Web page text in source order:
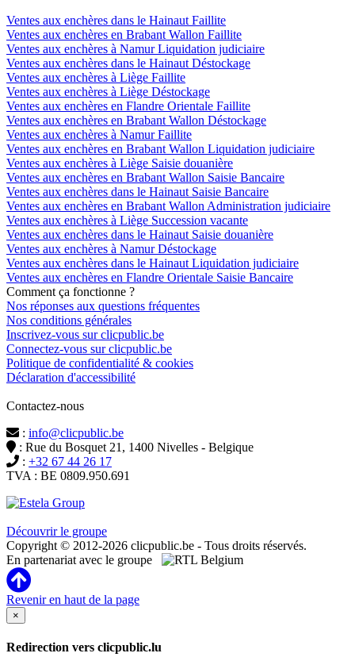
Ventes aux enchères dans le Hainaut Faillite
Ventes aux enchères en Brabant Wallon Faillite
Ventes aux enchères à Namur Liquidation judiciaire
Ventes aux enchères dans le Hainaut Déstockage
Ventes aux enchères à Liège Faillite
Ventes aux enchères à Liège Déstockage
Ventes aux enchères en Flandre Orientale Faillite
Ventes aux enchères en Brabant Wallon Déstockage
Ventes aux enchères à Namur Faillite
Ventes aux enchères en Brabant Wallon Liquidation judiciaire
Ventes aux enchères à Liège Saisie douanière
Ventes aux enchères en Brabant Wallon Saisie Bancaire
Ventes aux enchères dans le Hainaut Saisie Bancaire
Ventes aux enchères en Brabant Wallon Administration judiciaire
Ventes aux enchères à Liège Succession vacante
Ventes aux enchères dans le Hainaut Saisie douanière
Ventes aux enchères à Namur Déstockage
Ventes aux enchères dans le Hainaut Liquidation judiciaire
Ventes aux enchères en Flandre Orientale Saisie Bancaire
Comment ça fonctionne ?
Nos réponses aux questions fréquentes
Nos conditions générales
Inscrivez-vous sur clicpublic.be
Connectez-vous sur clicpublic.be
Politique de confidentialité & cookies
Déclaration d'accessibilité
Contactez-nous
: info@clicpublic.be
: Rue du Bosquet 21, 1400 Nivelles - Belgique
: +32 67 44 26 17
TVA : BE 0809.950.691
Découvrir le groupe
Copyright © 2012-2026 clicpublic.be - Tous droits réservés.
En partenariat avec le groupe
Revenir en haut de la page
×
Redirection vers clicpublic.lu